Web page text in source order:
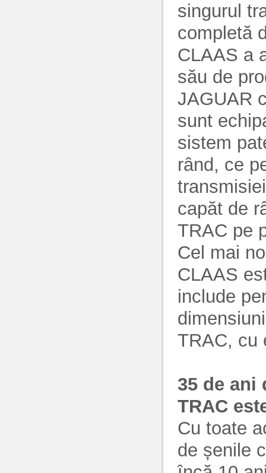
singurul
completă
CLAAS a
său de
JAGUAR
sunt
sistem
rând, ce
capăt de
TRAC pe
Cel mai
CLAAS
include
TRAC, cu
35 de ani
TRAC
Cu toate
de șenile